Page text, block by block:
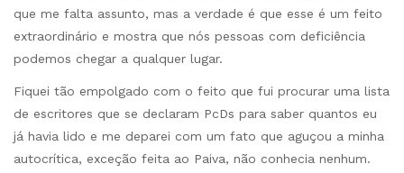
que me falta assunto, mas a verdade é que esse é um feito
extraordinário e mostra que nós pessoas com deficiência
podemos chegar a qualquer lugar.
Fiquei tão empolgado com o feito que fui procurar uma lista
de escritores que se declaram PcDs para saber quantos eu
já havia lido e me deparei com um fato que aguçou a minha
autocrítica, exceção feita ao Paiva, não conhecia nenhum.